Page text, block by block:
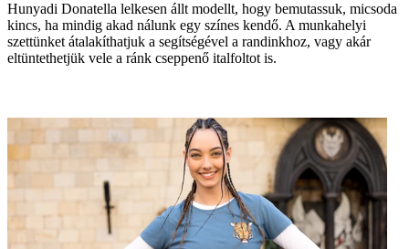
Hunyadi Donatella lelkesen állt modellt, hogy bemutassuk, micsoda
kincs, ha mindig akad nálunk egy színes kendő. A munkahelyi
szettünket átalakíthatjuk a segítsé­gével a randinkhoz, vagy akár
eltüntethetjük vele a ránk cseppenő italfoltot is.